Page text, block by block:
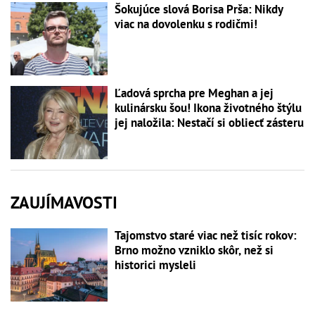
Šokujúce slová Borisa Prša: Nikdy
viac na dovolenku s rodičmi!
Ľadová sprcha pre Meghan a jej
kulinársku šou! Ikona životného štýlu
jej naložila: Nestačí si obliecť zásteru
ZAUJÍMAVOSTI
Tajomstvo staré viac než tisíc rokov:
Brno možno vzniklo skôr, než si
historici mysleli